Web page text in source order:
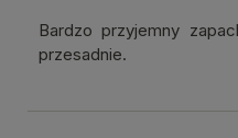
Bardzo przyjemny
przesadnie.